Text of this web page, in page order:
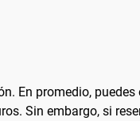
En promedio,
Sin embargo, si